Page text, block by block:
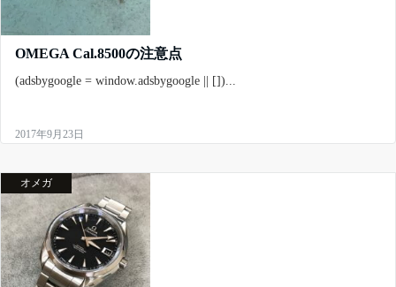
OMEGA Cal.8500の注意点
(adsbygoogle = window.adsbygoogle || [])...
2017年9月23日
オメガ